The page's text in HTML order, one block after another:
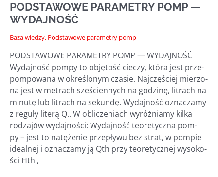
PODNOSZENIA
PODSTAWOWE PARAMETRY POMP —
WYDAJNOŚĆ
Baza wiedzy, Podstawowe parametry pomp
PODSTAWOWE PARAMETRY POMP — WYDAJNOŚĆ
Wydaj­ność pom­py to obję­tość cie­czy, któ­ra jest prze­
pom­po­wa­na w okre­ślo­nym cza­sie. Naj­czę­ściej mie­rzo­
na jest w metrach sze­ścien­nych na godzi­nę, litrach na
minu­tę lub litrach na sekun­dę. Wydaj­ność ozna­cza­my
z regu­ły lite­rą Q.. W obli­cze­niach wyróż­nia­my kil­ka
rodza­jów wydaj­no­ści: Wydaj­ność teo­re­tycz­na pom­
py – jest to natę­że­nie prze­pły­wu bez strat, w pom­pie
ide­al­nej i ozna­cza­my ją Qth przy teo­re­tycz­nej wyso­ko­
ści Hth ,